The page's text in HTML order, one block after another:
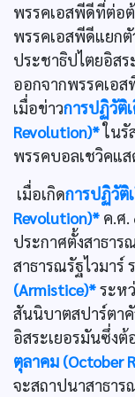
พรรคเอสพีดีที่ต่อ
พรรคเอสพีดีแยก
ประชาธิปไตยอิส
ออกจากพรรคเอ
เมื่อข่าวการปฏิวัติ
Revolution)*ในรั
พรรคบอลเชวิคแ
เมื่อเกิดการปฏิวัติ
Revolution)* ค.ศ
ประกาศตั้งสาธาร
สาธารณรัฐไวมาร์
(Armistice)*ระห
สันนิบาตสปาร์ตา
อิสระเยอรมันซึ่ง
ตุลาคม (October
จะสถาปนาสาธาร